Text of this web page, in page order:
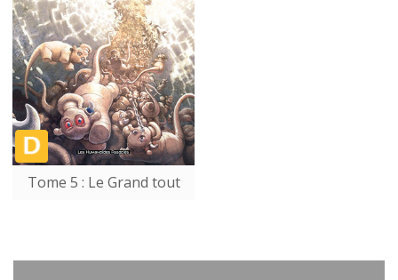
Tome 5 : Le Grand tout